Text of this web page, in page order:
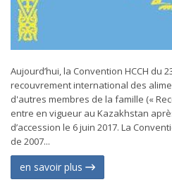
Aujourd’hui, la Convention HCCH du
recouvrement international des
d'autres membres de la famille («
entre en vigueur au Kazakhstan
d’accession le 6 juin 2017. La
de 2007...
en savoir plus